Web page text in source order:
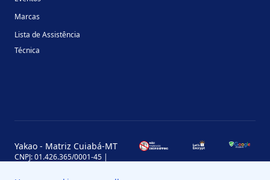
Marcas
Lista de Assistência
Técnica
Yakao - Matriz Cuiabá-MT
CNPJ: 01.426.365/0001-45 |